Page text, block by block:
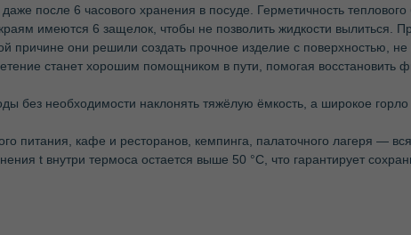
после 6 часового хранения в посуде. Герметичность
имеются 6 защелок, чтобы не позволить жидкости вылиться.
причине они решили создать прочное изделие с поверхностью,
станет хорошим помощником в пути, помогая восстановить
без необходимости наклонять тяжёлую ёмкость, а широкое
питания, кафе и ресторанов, кемпинга, палаточного лагеря —
t внутри термоса остается выше 50 °C, что гарантирует